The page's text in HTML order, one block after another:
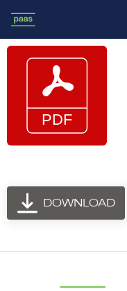
DOWNLOAD